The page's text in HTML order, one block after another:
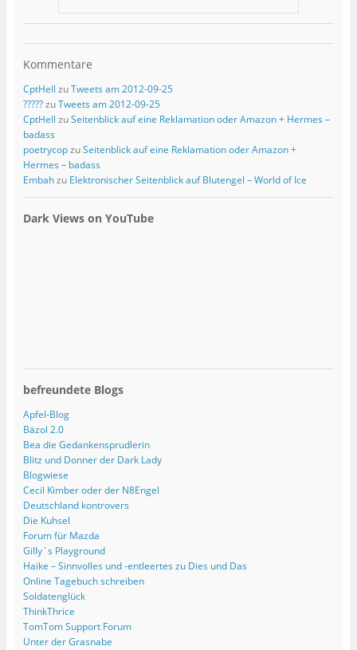
Kommentare
CptHell zuTweets am 2012-09-25
?????zuTweets am 2012-09-25
CptHell zuSeitenblick auf eine Reklamation oder Amazon + Hermes –
badass
poetrycopzuSeitenblick auf eine Reklamation oder Amazon +
Hermes – badass
Embahzu Elektronischer Seitenblick auf Blutengel – World of Ice
Dark Views on YouTube
befreundete Blogs
Apfel-Blog
Bäzol 2.0
Bea die Gedankensprudlerin
Blitz und Donner der Dark Lady
Blogwiese
Cecil Kimber oder der N8Engel
Deutschland kontrovers
Die Kuhsel
Forum für Mazda
Gilly´s Playground
Haike – Sinnvolles und -entleertes zu Dies und Das
Online Tagebuch schreiben
Soldatenglück
ThinkThrice
TomTom Support Forum
Unter der Grasnabe